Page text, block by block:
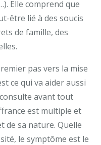
Elle comprend que
être lié à des soucis
de famille, des
pas vers la mise
ce qui va aider aussi
avant tout
est multiple et
de sa nature. Quelle
le symptôme est le